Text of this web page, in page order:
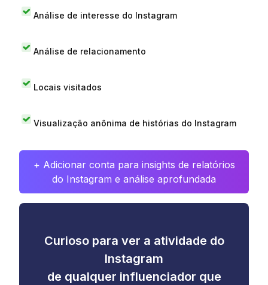
Análise de interesse do Instagram
Análise de relacionamento
Locais visitados
Visualização anônima de histórias do Instagram
+ Adicionar conta para insights de relatórios
do Instagram e análise aprofundada
Curioso para ver a atividade do
Instagram
de qualquer influenciador que